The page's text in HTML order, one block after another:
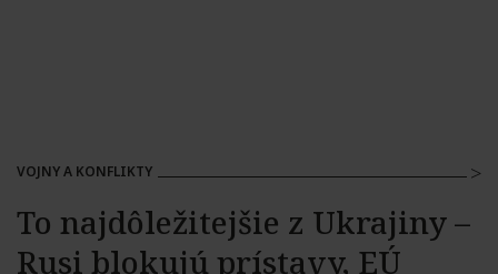
VOJNY A KONFLIKTY
To najdôležitejšie z Ukrajiny –
Rusi blokujú prístavy, EÚ